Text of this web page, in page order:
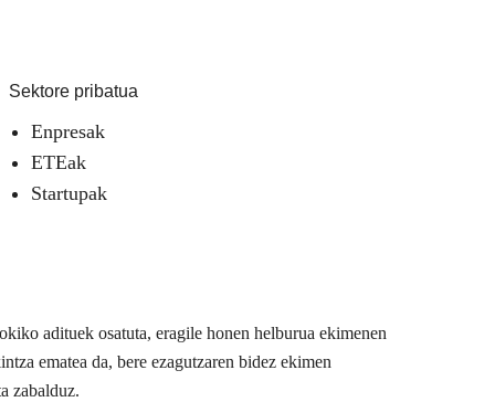
Sektore pribatua
Enpresak
ETEak
Startupak
adituek osatuta, eragile honen helburua ekimenen
ematea da, bere ezagutzaren bidez ekimen
zabalduz.